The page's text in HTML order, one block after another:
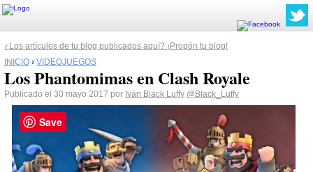
¿Los artículos de tu blog publicados aquí? ¡Propón tu blog!
INICIO › VIDEOJUEGOS
Los Phantomimas en Clash Royale
Publicado el 30 mayo 2017 por Iván Black Luffy @Black_Luffy
Save